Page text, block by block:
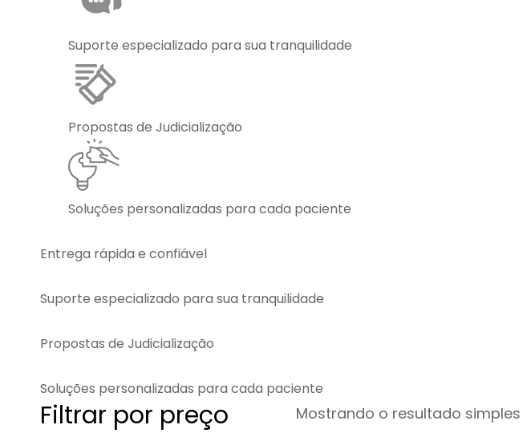
Suporte especializado para sua tranquilidade
Propostas de Judicialização
Soluções personalizadas para cada paciente
Entrega rápida e confiável
Suporte especializado para sua tranquilidade
Propostas de Judicialização
Soluções personalizadas para cada paciente
Filtrar por preço Mostrando o resultado simples